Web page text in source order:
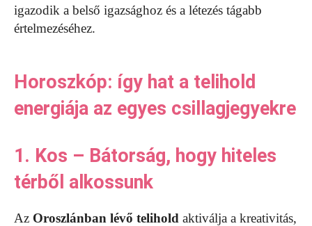
igazodik a belső igazsághoz és a létezés tágabb
értelmezéséhez.
Horoszkóp: így hat a telihold
energiája az egyes csillagjegyekre
1. Kos – Bátorság, hogy hiteles
térből alkossunk
Az Oroszlánban lévő telihold aktiválja a kreativitás,